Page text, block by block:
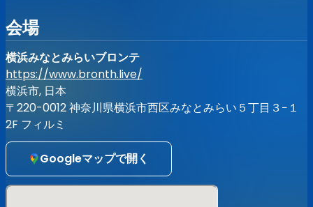
①発熱、咳、下痢、だるさ、味覚障害、嗅覚障害等、体調に
異変がある方
②新型コロナウイルス感染症の陽性と判明した方との濃厚接
触がある方、同居家族や身近な知人の感染が疑われる方、
過去14日以内に政府から入国制限、入国後の観察期間を必要
とされている国・地域等への渡航及び当該国・地域の在住者
との濃厚接触がある方
③5日以内に平熱を超える発熱をされた方
④来場時の検温で37.2°C以上の発熱が確認された方
⑤マスク無着用の方
⑥持病のある方は感染した際の重症化リスクが高いことか
ら、より慎重に検討をお願いします。
会場
横浜みなとみらいブロンテ
https://www.bronth.live/
横浜市, 日本
〒220-0012 神奈川県横浜市西区みなとみらい５丁目３−１
2F フィルミ
Googleマップで開く